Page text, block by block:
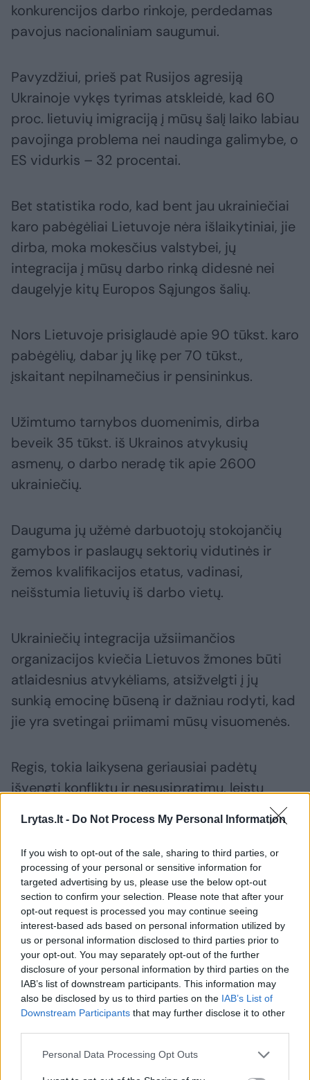
Lrytas.lt - Do Not Process My Personal Information
If you wish to opt-out of the sale, sharing to third parties, or
processing of your personal or sensitive information for
targeted advertising by us, please use the below opt-out
section to confirm your selection. Please note that after your
opt-out request is processed you may continue seeing
interest-based ads based on personal information utilized by
us or personal information disclosed to third parties prior to
your opt-out. You may separately opt-out of the further
disclosure of your personal information by third parties on the
IAB’s list of downstream participants. This information may
also be disclosed by us to third parties on the IAB’s List of
Downstream Participants that may further disclose it to other
Personal Data Processing Opt Outs
konkurencijos darbo rinkoje, perdedamas
pavojus nacionaliniam saugumui.
Pavyzdžiui, prieš pat Rusijos agresiją
Ukrainoje vykęs tyrimas atskleidė, kad 60
proc. lietuvių imigraciją į mūsų šalį laiko labiau
pavojinga problema nei naudinga galimybe, o
ES vidurkis – 32 procentai.
Bet statistika rodo, kad bent jau ukrainiečiai
karo pabėgėliai Lietuvoje nėra išlaikytiniai, jie
dirba, moka mokesčius valstybei, jų
integracija į mūsų darbo rinką didesnė nei
daugelyje kitų Europos Sąjungos šalių.
Nors Lietuvoje prisiglaudė apie 90 tūkst. karo
pabėgėlių, dabar jų likę per 70 tūkst.,
įskaitant nepilnamečius ir pensininkus.
Užimtumo tarnybos duomenimis, dirba
beveik 35 tūkst. iš Ukrainos atvykusių
asmenų, o darbo neradę tik apie 2600
ukrainiečių.
Dauguma jų užėmė darbuotojų stokojančių
gamybos ir paslaugų sektorių vidutinės ir
žemos kvalifikacijos etatus, vadinasi,
neišstumia lietuvių iš darbo vietų.
Ukrainiečių integracija užsiimančios
organizacijos kviečia Lietuvos žmones būti
atlaidesnius atvykėliams, atsižvelgti į jų
sunkią emocinę būseną ir dažniau rodyti, kad
jie yra svetingai priimami mūsų visuomenės.
Regis, tokia laikysena geriausiai padėtų
išvengti konfliktų ir nesusipratimų, leistų
ukrainiečiams darniau įsitraukti į Lietuvos
gyvenimą.
pabėgėliai ukrainiečiai
Rodyti daugiau žymių
Komentuoti po šiuo straipsniu
Komentuoti gali tik Lrytas registruoti vartotojai.
Prisijunkite prie registruotų vartotojų
bendruomenės ir bendraukite komentaruose!